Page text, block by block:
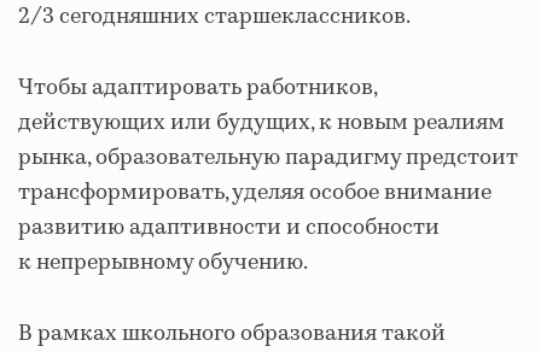
2/3 сегодняшних старшеклассников.
Чтобы адаптировать работников,
действующих или будущих, к новым реалиям
рынка, образовательную парадигму предстоит
трансформировать, уделяя особое внимание
развитию адаптивности и способности
к непрерывному обучению.
В рамках школьного образования такой